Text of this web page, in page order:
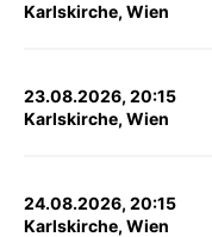
Karlskirche, Wien
23.08.2026, 20:15
Karlskirche, Wien
24.08.2026, 20:15
Karlskirche, Wien